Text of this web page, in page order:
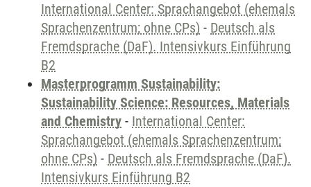
International Center: Sprachangebot (ehemals
Sprachenzentrum; ohne CPs) - Deutsch als
Fremdsprache (DaF). Intensivkurs Einführung
B2
Masterprogramm Sustainability:
Sustainability Science: Resources, Materials
and Chemistry - International Center:
Sprachangebot (ehemals Sprachenzentrum;
ohne CPs) - Deutsch als Fremdsprache (DaF).
Intensivkurs Einführung B2